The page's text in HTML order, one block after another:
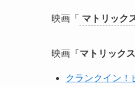
映画「 マトリック
映画『 マトリック
クランクイン！